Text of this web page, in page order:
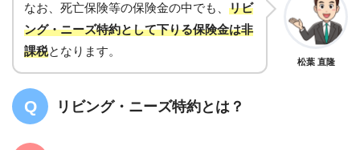
なお、死亡保険等の保険金の中でも、 リビ
ング・ニーズ特約として下りる保険金は非
課税となります。
松葉 直隆
リビング・ニーズ特約とは？